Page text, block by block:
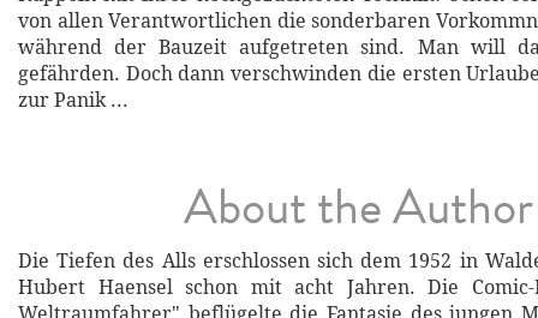
von allen Verantwortlichen die sonderbaren
während der Bauzeit aufgetreten sind. Man will
gefährden. Doch dann verschwinden die ersten
zur Panik ...
About the Author
Die Tiefen des Alls erschlossen sich dem 1952 in
Hubert Haensel schon mit acht Jahren. Die